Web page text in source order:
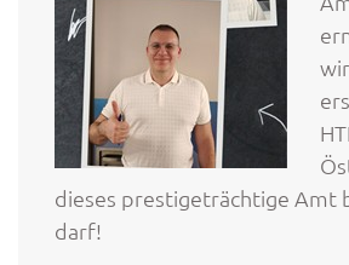
dieses prestigeträchtige Amt
darf!